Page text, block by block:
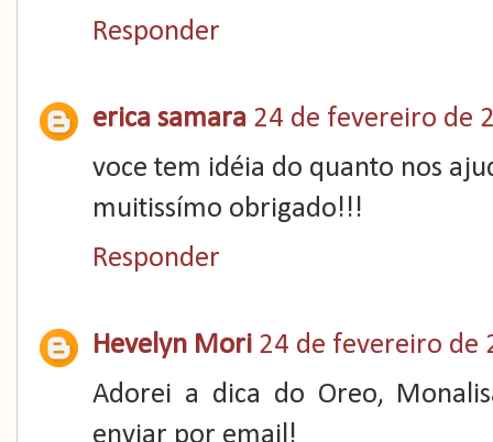
Responder
erica samara 24 de fevereiro de
voce tem idéia do quanto nos
muitissímo obrigado!!!
Responder
Hevelyn Mori 24 de fevereiro de
Adorei a dica do Oreo,